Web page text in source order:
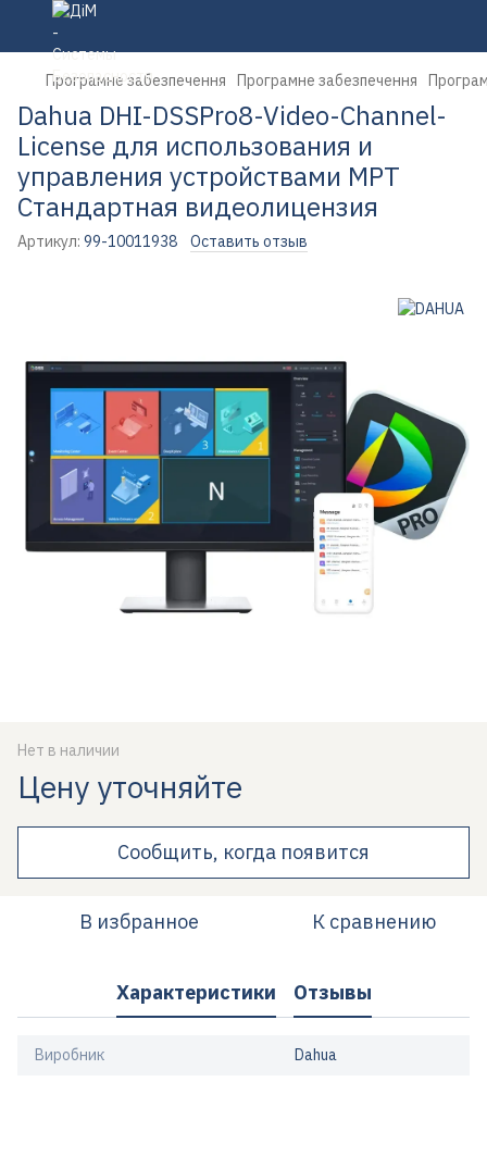
Програмне забезпечення Програмне забезпечення
Dahua DHI-DSSPro8-Video-Channel-
License для использования и
управления устройствами МРТ
Стандартная видеолицензия
Артикул: 99-10011938 Оставить отзыв
Нет в наличии
Цену уточняйте
Сообщить, когда появится
В избранное К сравнению
Характеристики Отзывы
Виробник Dahua